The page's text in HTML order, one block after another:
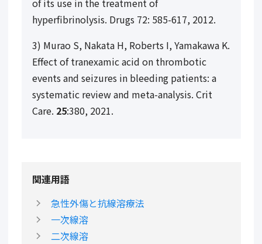
of its use in the treatment of
hyperfibrinolysis. Drugs 72: 585-617, 2012.
3) Murao S, Nakata H, Roberts I, Yamakawa K.
Effect of tranexamic acid on thrombotic
events and seizures in bleeding patients: a
systematic review and meta-analysis. Crit
Care. 25:380, 2021.
関連用語
急性外傷と抗線溶療法
一次線溶
二次線溶